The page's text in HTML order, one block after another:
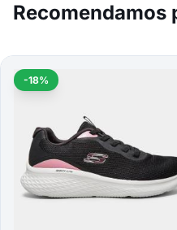
Recomendamos
-18%